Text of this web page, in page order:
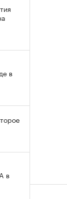
в
в